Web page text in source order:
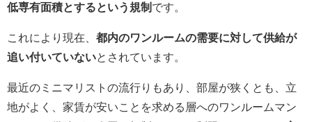
低専有面積とするという規制 です。
これにより現在、 都内のワンルームの需要に対して供給が
追い付いていないとされています。
最近のミニマリストの流行りもあり、部屋が狭くとも、立
地がよく、家賃が安いことを求める層へのワンルームマン